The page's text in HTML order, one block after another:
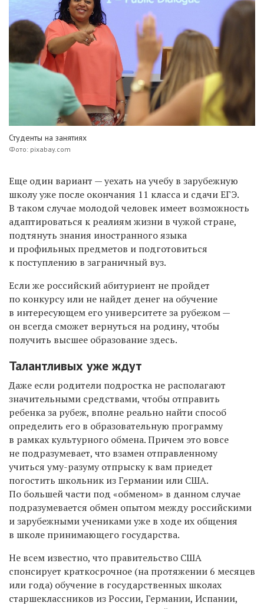
Студенты на занятиях
Фото: pixabay.com
Еще один вариант — уехать на учебу в зарубежную
школу уже после окончания 11 класса и сдачи ЕГЭ.
В таком случае молодой человек имеет возможность
адаптироваться к реалиям жизни в чужой стране,
подтянуть знания иностранного языка
и профильных предметов и подготовиться
к поступлению в заграничный вуз.
Если же российский абитуриент не пройдет
по конкурсу или не найдет денег на обучение
в интересующем его университете за рубежом —
он всегда сможет вернуться на родину, чтобы
получить высшее образование здесь.
Талантливых уже ждут
Даже если родители подростка не располагают
значительными средствами, чтобы отправить
ребенка за рубеж, вполне реально найти способ
определить его в образовательную программу
в рамках культурного обмена. Причем это вовсе
не подразумевает, что взамен отправленному
учиться уму-разуму отпрыску к вам приедет
погостить школьник из Германии или США.
По большей части под «обменом» в данном случае
подразумевается обмен опытом между российскими
и зарубежными учениками уже в ходе их общения
в школе принимающего государства.
Не всем известно, что правительство США
спонсирует краткосрочное (на протяжении 6 месяцев
или года) обучение в государственных школах
старшеклассников из России, Германии, Испании,